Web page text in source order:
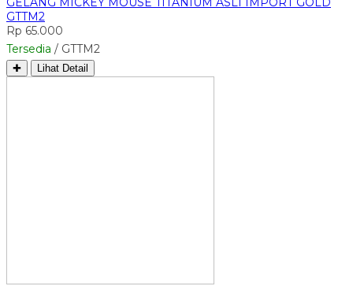
GTTM2
Rp 65.000
Tersedia / GTTM2
✚ Lihat Detail